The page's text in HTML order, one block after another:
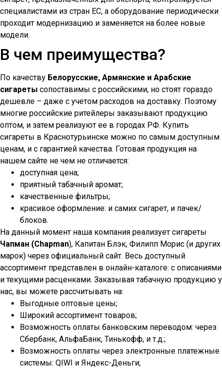
специалистами из стран ЕС, а оборудование периодически
проходит модернизацию и заменяется на более новые
модели.
В чем преимущества?
По качеству Белорусские, Армянские и Арабские
сигареты сопоставимы с российскими, но стоят гораздо
дешевле – даже с учетом расходов на доставку. Поэтому
многие российские ритейлеры заказывают продукцию
оптом, и затем реализуют ее в городах РФ. Купить
сигареты в Краснотурьинске можно по самым доступным
ценам, и с гарантией качества. Готовая продукция на
нашем сайте не чем не отличается:
доступная цена;
приятный табачный аромат;
качественные фильтры;
красивое оформление: и самих сигарет, и пачек/
блоков.
На данный момент наша компания реализует сигареты
Чапман (Chapman), Капитан Блэк, Филипп Морис (и других
марок) через официальный сайт. Весь доступный
ассортимент представлен в онлайн-каталоге: с описаниями
и текущими расценками. Заказывая табачную продукцию у
нас, вы можете рассчитывать на:
Выгодные оптовые цены;
Широкий ассортимент товаров;
Возможность оплаты банковским переводом: через
Сбербанк, АльфаБанк, Тинькофф, и т.д.;
Возможность оплаты через электронные платежные
системы: QIWI и Яндекс-Деньги;